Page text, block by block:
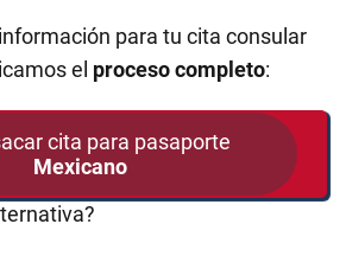
para tu cita consular
el proceso completo:
cita para pasaporte
Mexicano